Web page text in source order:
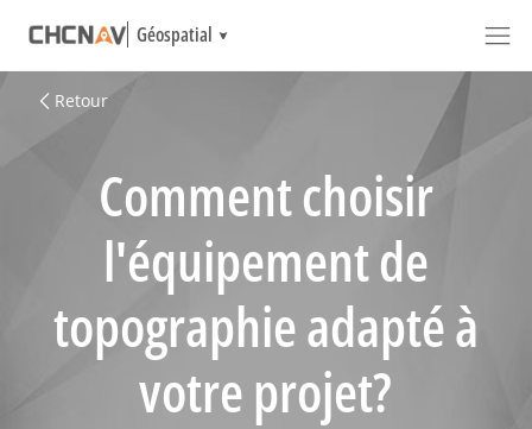
Géospatial
Retour
Comment choisir
l'équipement de
topographie adapté à
votre projet?